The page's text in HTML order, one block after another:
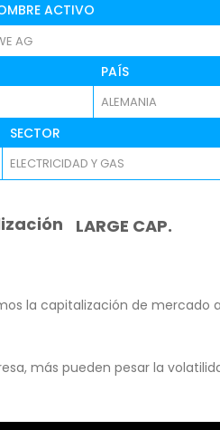
ACTIVO
AG
PAÍS
ALEMANIA
SECTOR
ELECTRICIDAD Y GAS
LARGE CAP.
la capitalización de
más pueden pesar la